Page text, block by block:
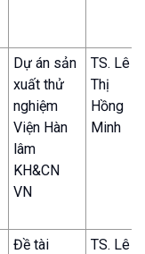
Dự án sản
xuất thử
nghiệm
Viện Hàn
lâm
KH&CN
VN
TS. Lê
Thị
Hồng
Minh
Đề tài
TS. Lê